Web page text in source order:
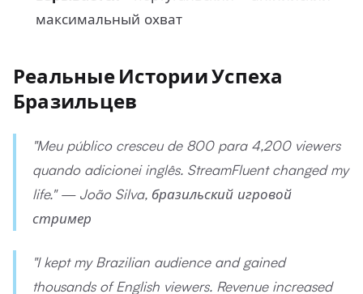
максимальный охват
Реальные Истории Успеха
Бразильцев
"Meu público cresceu de 800 para 4,200 viewers
quando adicionei inglês. StreamFluent changed my
life." — João Silva, бразильский игровой
стример
"I kept my Brazilian audience and gained
thousands of English viewers. Revenue increased